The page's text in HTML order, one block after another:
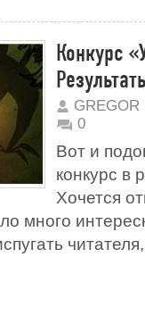
Конкурс
GREGOR
0
Вот и
конкурс в
Хочется
много